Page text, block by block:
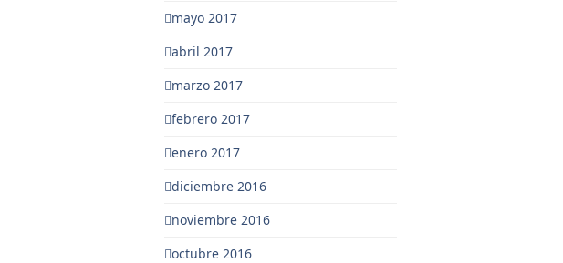
mayo 2017
abril 2017
marzo 2017
febrero 2017
enero 2017
diciembre 2016
noviembre 2016
octubre 2016